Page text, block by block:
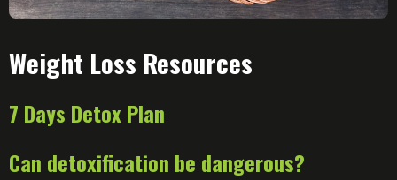
Weight Loss Resources
7 Days Detox Plan
Can detoxification be dangerous?